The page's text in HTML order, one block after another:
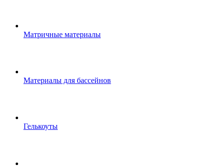
Матричные материалы
Материалы для бассейнов
Гелькоуты